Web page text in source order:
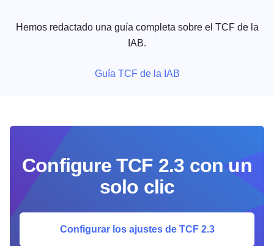
Hemos redactado una guía completa sobre el TCF de la
IAB.
Guía TCF de la IAB
Configure TCF 2.3 con un
solo clic
Configurar los ajustes de TCF 2.3